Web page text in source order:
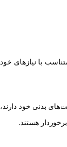
با نیازهای خود
بدنی خود دارند،
هستند.